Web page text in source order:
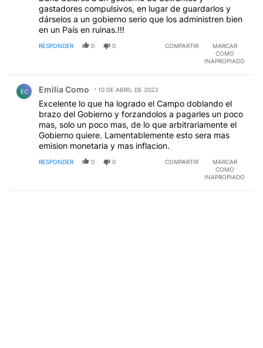
gastadores compulsivos, en lugar de guardarlos y
dárselos a un gobierno serio que los administren bien
en un País en ruinas.!!!
RESPONDER 0 0 COMPARTIR
MARCAR
COMO
INAPROPIADO
EC Emilia Como 10 DE ABRIL DE 2023
Excelente lo que ha logrado el Campo doblando el
brazo del Gobierno y forzandolos a pagarles un poco
mas, solo un poco mas, de lo que arbitrariamente el
Gobierno quiere. Lamentablemente esto sera mas
emision monetaria y mas inflacion.
RESPONDER 0 0 COMPARTIR
MARCAR
COMO
INAPROPIADO